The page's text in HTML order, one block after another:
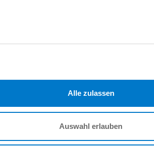
Alle zulassen
Auswahl erlauben
Copyright © ZIMMER GROUP 2026